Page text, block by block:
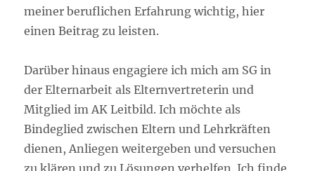
meiner beruflichen Erfahrung wichtig, hier
einen Beitrag zu leisten.
Darüber hinaus engagiere ich mich am SG in
der Elternarbeit als Elternvertreterin und
Mitglied im AK Leitbild. Ich möchte als
Bindeglied zwischen Eltern und Lehrkräften
dienen, Anliegen weitergeben und versuchen